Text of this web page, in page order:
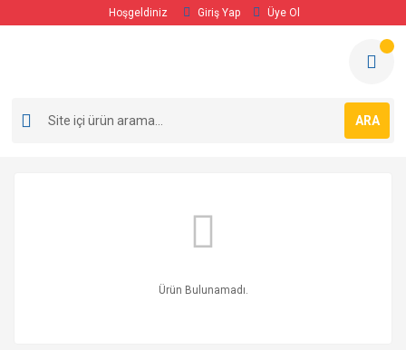
Hoşgeldiniz Giriş Yap Üye Ol
ARA
Ürün Bulunamadı.